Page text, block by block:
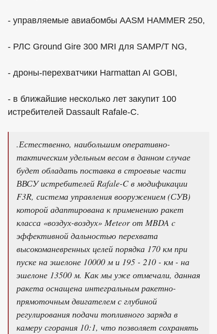
- управляемые авиабомбы AASM HAMMER 250,
- РЛС Ground Gire 300 MRI для SAMP/T NG,
- дроны-перехватчики Harmattan AI GOBI,
- в ближайшие несколько лет закупит 100
истребителей Dassault Rafale-C.
.Естественно, наибольшим оперативно-
тактическим удельным весом в данном случае
будет обладать поставка в строевые части
ВВСУ истребителей Rafale-C в модификации
F3R, система управления вооружением (СУВ)
которой адаптирована к применению ракет
класса «воздух-воздух» Meteor от MBDA c
эффективной дальностью перехвата
высокоманевренных целей порядка 170 км при
пуске на эшелоне 10000 м и 195 - 210 - км - на
эшелоне 13500 м. Как мы уже отмечали, данная
ракета оснащена интегральным ракетно-
прямоточным двигателем с глубиной
регулирования подачи топливного заряда в
камеру сгорания 10:1, что позволяет сохранять